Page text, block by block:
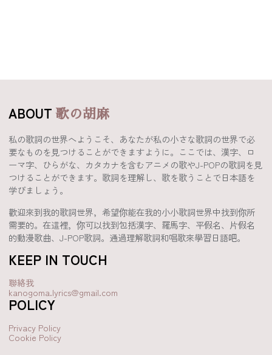
ABOUT歌の胡麻
私の歌詞の世界へようこそ、あなたが私の小さな歌詞の世界で必
要なものを見つけることができますように。ここでは、漢字、ロ
ーマ字、ひらがな、カタカナを含むアニメの歌やJ-POPの歌詞を見
つけることができます。歌詞を理解し、歌を歌うことで日本語を
学びましょう。
歡迎來到我的歌詞世界，希望你能在我的小小歌詞世界中找到你所
需要的。在這裡，你可以找到包括漢字、羅馬字、平假名、片假名
的動漫歌曲、J-POP歌詞。通過理解歌詞和唱歌來學習日語吧。
KEEP IN TOUCH
聯絡我
kanogoma.lyrics@gmail.com
POLICY
Privacy Policy
Cookie Policy